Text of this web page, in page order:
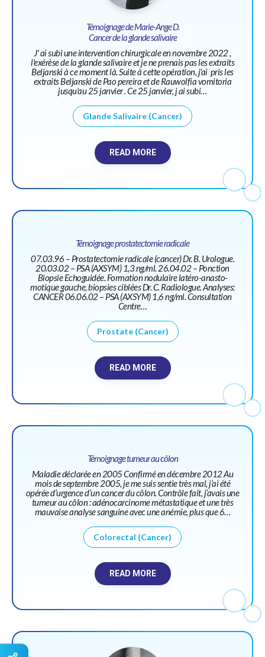
Témoignage de Marie-Ange D.
Cancer de la glande salivaire
J' ai subi une intervention chirurgicale en novembre 2022 ,
l'exérèse de la glande salivaire et je ne prenais pas les extraits
Beljanski à ce moment là. Suite à cette opération, j'ai pris les
extraits Beljanski de Pao pereira et de Rauwolfia vomitoria
jusqu'au 25 janvier . Ce 25 janvier, j ai subi…
Glande Salivaire (Cancer)
READ MORE
Témoignage prostatectomie radicale
07.03.96 – Prostatectomie radicale (cancer) Dr. B. Urologue.
20.03.02 – PSA (AXSYM) 1,3 ng/ml. 26.04.02 – Ponction
Biopsie Echoguidée. Formation nodulaire latéro-anasto-
motique gauche, biopsies ciblées Dr. C. Radiologue. Analyses:
CANCER 06.06.02 – PSA (AXSYM) 1,6 ng/ml. Consultation
Centre…
Prostate (Cancer)
READ MORE
Témoignage tumeur au côlon
Maladie déclarée en 2005 Confirmé en décembre 2012 Au
mois de septembre 2005, je me suis sentie très mal, j’ai été
opérée d’urgence d’un cancer du côlon. Contrôle fait, j’avais une
tumeur au côlon : adénocarcinome métastatique et une très
mauvaise analyse sanguine avec une anémie, plus que 6…
Colorectal (Cancer)
READ MORE